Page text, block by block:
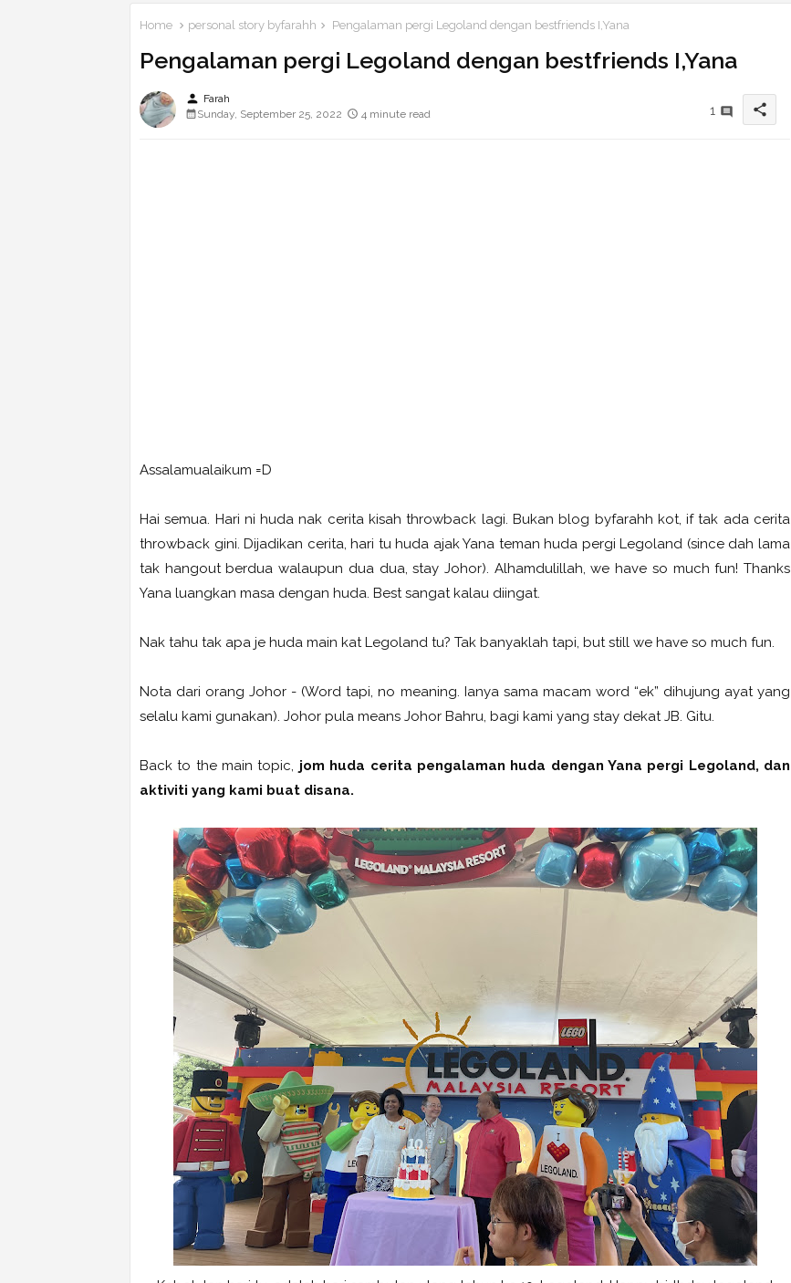
Home personal story byfarahh Pengalaman pergi Legoland dengan bestfriends I,Yana
Pengalaman pergi Legoland dengan bestfriends I,Yana
person Farah
Sunday, September 25, 2022
4 minute read 1 share
Assalamualaikum =D
Hai semua. Hari ni huda nak cerita kisah throwback lagi. Bukan blog byfarahh kot, if tak ada cerita
throwback gini. Dijadikan cerita, hari tu huda ajak Yana teman huda pergi Legoland (since dah lama
tak hangout berdua walaupun dua dua, stay Johor). Alhamdulillah, we have so much fun! Thanks
Yana luangkan masa dengan huda. Best sangat kalau diingat.
Nak tahu tak apa je huda main kat Legoland tu? Tak banyaklah tapi, but still we have so much fun.
Nota dari orang Johor - (Word tapi, no meaning. Ianya sama macam word “ek” dihujung ayat yang
selalu kami gunakan). Johor pula means Johor Bahru, bagi kami yang stay dekat JB. Gitu.
Back to the main topic, jom huda cerita pengalaman huda dengan Yana pergi Legoland, dan
aktiviti yang kami buat disana.